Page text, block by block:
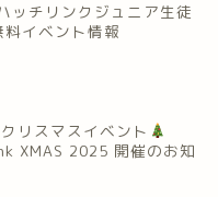
ッチリンクジュニア生徒
イベント情報
リスマスイベント
XMAS 2025 開催のお知